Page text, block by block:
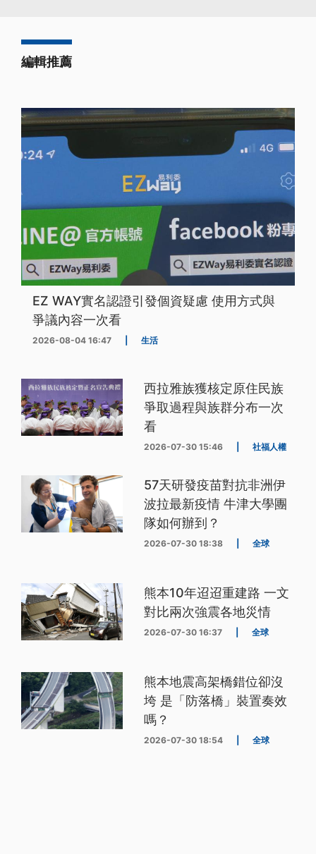
編輯推薦
EZ WAY實名認證引發個資疑慮 使用方式與
爭議內容一次看
2026-08-04 16:47 生活
西拉雅族獲核定原住民族
爭取過程與族群分布一次
看
2026-07-30 15:46 社福人權
57天研發疫苗對抗非洲伊
波拉最新疫情 牛津大學團
隊如何辦到？
2026-07-30 18:38 全球
熊本10年迢迢重建路 一文
對比兩次強震各地災情
2026-07-30 16:37 全球
熊本地震高架橋錯位卻沒
垮 是「防落橋」裝置奏效
嗎？
2026-07-30 18:54 全球